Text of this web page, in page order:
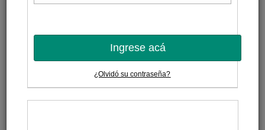
Ingrese acá
¿Olvidó su contraseña?